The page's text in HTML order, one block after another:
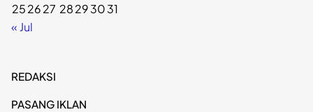
252627 28293031
« Jul
REDAKSI
PASANG IKLAN